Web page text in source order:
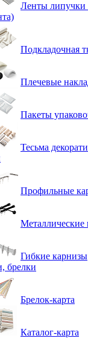
Ленты липучки
Подкладочная
Плечевые
Пакеты
Тесьма
Профильные
Металлические
Гибкие карнизы
брелки
Брелок-карта
Каталог-карта